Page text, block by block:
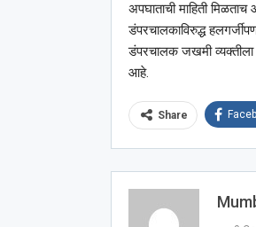
अपघाताची माहिती
डंपरचालकाविरुद्ध
डंपरचालक जखमी व्यक्तीला
आहे.
Share